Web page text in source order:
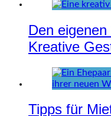
Den
Kreative
Tipps für